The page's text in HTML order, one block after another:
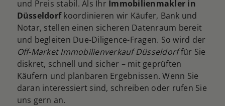
und Preis stabil. Als Ihr Immobilienmakler in
Düsseldorfkoordinieren wir Käufer, Bank und
Notar, stellen einen sicheren Datenraum bereit
und begleiten Due-Diligence-Fragen. So wird der
Off-Market Immobilienverkauf Düsseldorffür Sie
diskret, schnell und sicher – mit geprüften
Käufern und planbaren Ergebnissen. Wenn Sie
daran interessiert sind, schreiben oder rufen Sie
uns gern an.